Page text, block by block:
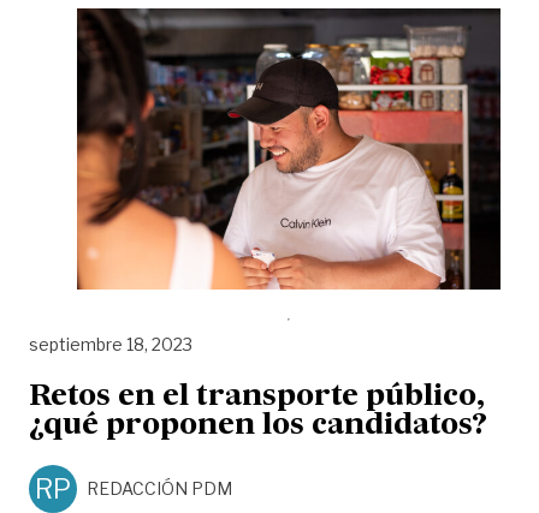
septiembre 18, 2023
Retos en el transporte público,
¿qué proponen los candidatos?
RP REDACCIÓN PDM